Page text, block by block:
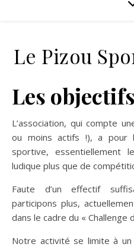
Le Pizou
Les objectifs
L’association, qui compte une vingtaine d’adhérents (plus
ou moins actifs !), a pour
sportive,
ludique plus que de
Faute d’un effectif
participons plus,
dans le cadre du « Challenge
Notre activité se limite à